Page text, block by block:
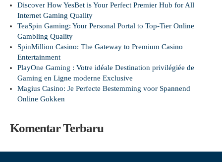
Discover How YesBet is Your Perfect Premier Hub for All
Internet Gaming Quality
TeaSpin Gaming: Your Personal Portal to Top-Tier Online
Gambling Quality
SpinMillion Casino: The Gateway to Premium Casino
Entertainment
PlayOne Gaming : Votre idéale Destination privilégiée de
Gaming en Ligne moderne Exclusive
Magius Casino: Je Perfecte Bestemming voor Spannend
Online Gokken
Komentar Terbaru